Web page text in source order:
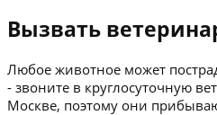
Вызвать
Любое животное может
- звоните в круглосуточную
Москве, поэтому они